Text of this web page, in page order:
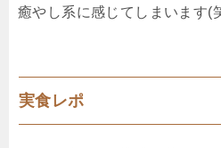
癒やし系に感じてしまいます(
実食レポ